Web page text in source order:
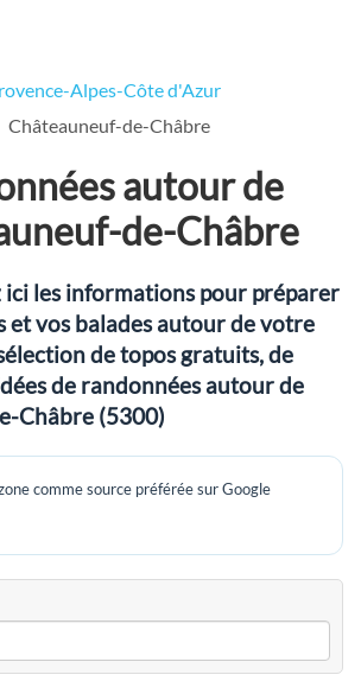
Alpes-Côte d'Azur
Châteauneuf-de-Châbre
autour de
de-Châbre
les informations pour préparer
et vos balades autour de votre
de topos gratuits, de
de randonnées autour de
Châbre (5300)
comme source préférée sur Google